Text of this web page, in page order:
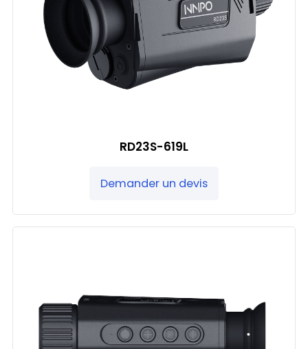
RD23S-619L
Demander un devis